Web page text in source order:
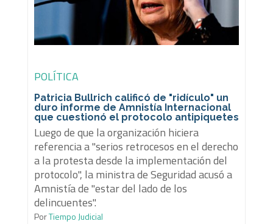
POLÍTICA
Patricia Bullrich calificó de "ridículo" un
duro informe de Amnistía Internacional
que cuestionó el protocolo antipiquetes
Luego de que la organización hiciera
referencia a "serios retrocesos en el derecho
a la protesta desde la implementación del
protocolo", la ministra de Seguridad acusó a
Amnistía de "estar del lado de los
delincuentes".
PorTiempo Judicial